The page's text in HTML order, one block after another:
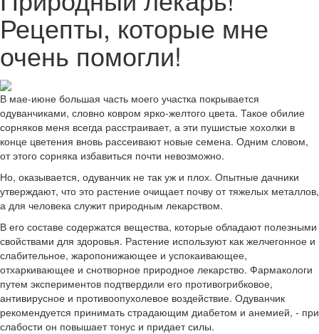
Рецепты, которые мне
очень помогли!
В мае-июне большая часть моего участка покрывается
одуванчиками, словно ковром ярко-желтого цвета. Такое обилие
сорняков меня всегда расстраивает, а эти пушистые хохолки в
конце цветения вновь рассеивают новые семена. Одним словом,
от этого сорняка избавиться почти невозможно.
Но, оказывается, одуванчик не так уж и плох. Опытные дачники
утверждают, что это растение очищает почву от тяжелых металлов,
а для человека служит природным лекарством.
В его составе содержатся вещества, которые обладают полезными
свойствами для здоровья. Растение используют как желчегонное и
слабительное, жаропонижающее и успокаивающее,
отхаркивающее и снотворное природное лекарство. Фармакологи
путем экспериментов подтвердили его противогрибковое,
антивирусное и противоопухолевое воздействие. Одуванчик
рекомендуется принимать страдающим диабетом и анемией, - при
слабости он повышает тонус и придает силы.